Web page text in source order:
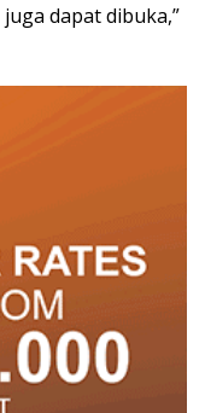
dapat dibuka,”